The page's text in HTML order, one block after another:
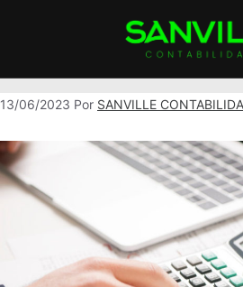
Precificação
13/06/2023 Por SANVILLE